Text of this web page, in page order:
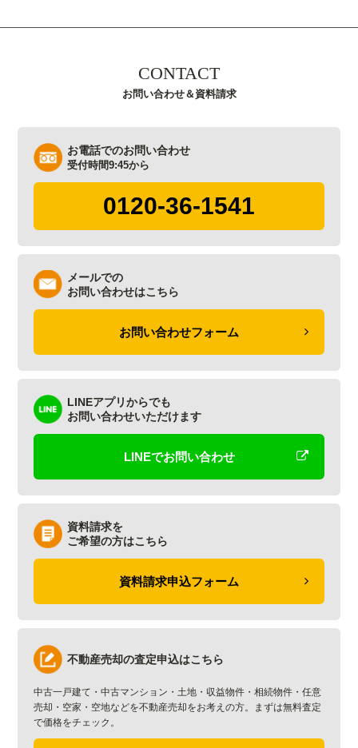
CONTACT
お問い合わせ＆資料請求
お電話でのお問い合わせ
受付時間9:45から
0120-36-1541
メールでの
お問い合わせはこちら
お問い合わせフォーム
LINEアプリからでも
お問い合わせいただけます
LINEでお問い合わせ
資料請求を
ご希望の方はこちら
資料請求申込フォーム
不動産売却の査定申込はこちら
中古一戸建て・中古マンション・土地・収益物件・相続物件・任意
売却・空家・空地などを不動産売却をお考えの方。まずは無料査定
で価格をチェック。